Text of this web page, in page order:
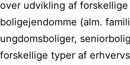
over udvikling af
boligejendomme (alm.
ungdomsboliger,
forskellige typer af